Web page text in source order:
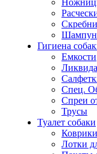
Гигиена
Емкости
Спец.
Спреи
Трусы
Туалет собаки
Коврики
Лотки